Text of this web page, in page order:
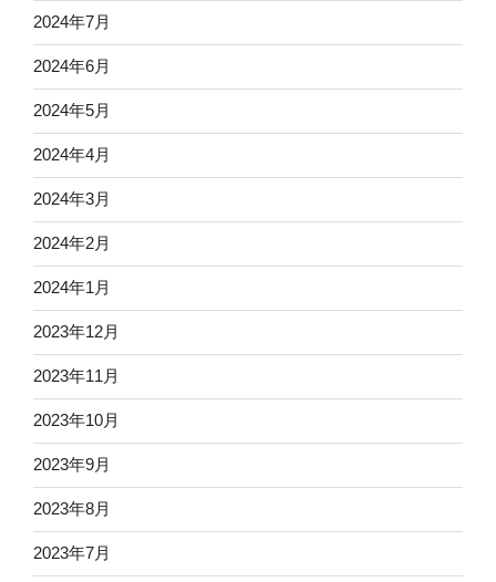
2024年7月
2024年6月
2024年5月
2024年4月
2024年3月
2024年2月
2024年1月
2023年12月
2023年11月
2023年10月
2023年9月
2023年8月
2023年7月